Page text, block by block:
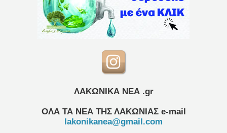
ΛΑΚΩΝΙΚΑ ΝΕΑ .gr
ΟΛΑ ΤΑ ΝΕΑ ΤΗΣ ΛΑΚΩΝΙΑΣ e-mail
lakonikanea@gmail.com